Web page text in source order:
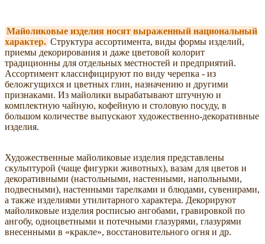
Майоликовые изделия носят выраженный национальный
характер. Структура ассортимента, виды формы изделий,
приемы декорирования и даже цветовой колорит
традиционны для отдельных местностей и предприятий.
Ассортимент классифицируют по виду черепка - из
беложгущихся и цветных глин, назначению и другими
признаками. Из майолики вырабатывают штучную и
комплектную чайную, кофейную и столовую посуду, в
большом количестве выпускают художественно-декоративные
изделия.
Художественные майоликовые изделия представлены
скульптурой (чаще фигурки животных), вазам для цветов и
декоративными (настольными, настенными, напольными,
подвесными), настенными тарелками и блюдами, сувенирами,
а также изделиями утилитарного характера. Декорируют
майоликовые изделия росписью ангобами, гравировкой по
ангобу, одноцветными и потечными глазурями, глазурями
внесенными в «кракле», восстановительного огня и др.